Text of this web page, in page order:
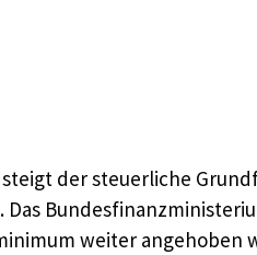
der steuerliche
Das
weiter angehoben